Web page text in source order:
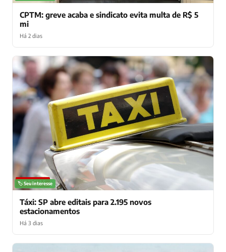
CPTM: greve acaba e sindicato evita multa de R$ 5
mi
Há 2 dias
NOTÍCIAS
🏷️ Seu interesse
Táxi: SP abre editais para 2.195 novos
estacionamentos
Há 3 dias